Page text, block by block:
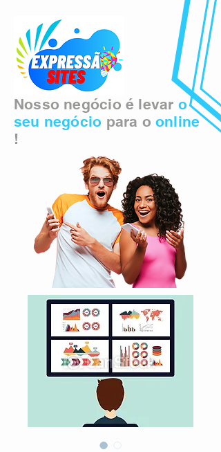
Nosso negócio é levar o
seu negócio para o online
!